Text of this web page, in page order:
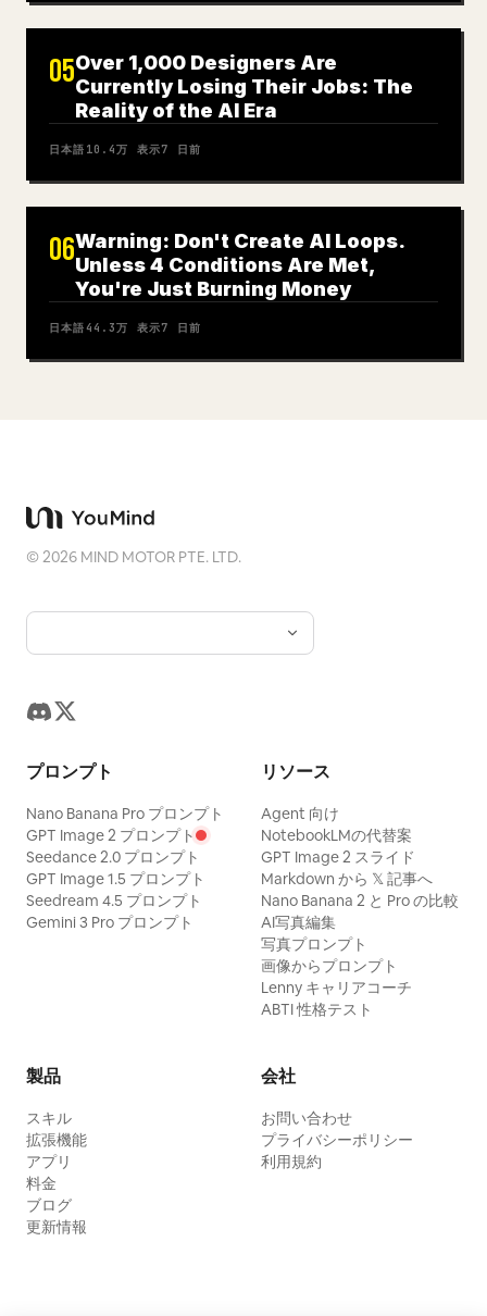
05Over 1,000 Designers Are
Currently Losing Their Jobs: The
Reality of the AI Era
日本語 10.4万 表示7 日前
06Warning: Don't Create AI Loops.
Unless 4 Conditions Are Met,
You're Just Burning Money
日本語44.3万 表示7 日前
©2026 MIND MOTOR PTE. LTD.
プロンプト
Nano Banana Pro プロンプト
GPT Image 2 プロンプト
Seedance 2.0 プロンプト
GPT Image 1.5 プロンプト
Seedream 4.5 プロンプト
Gemini 3 Pro プロンプト
リソース
Agent 向け
NotebookLMの代替案
GPT Image 2 スライド
Markdown から 𝕏 記事へ
Nano Banana 2 と Pro の比較
AI写真編集
写真プロンプト
画像からプロンプト
Lenny キャリアコーチ
ABTI 性格テスト
製品
スキル
拡張機能
アプリ
料金
ブログ
更新情報
会社
お問い合わせ
プライバシーポリシー
利用規約